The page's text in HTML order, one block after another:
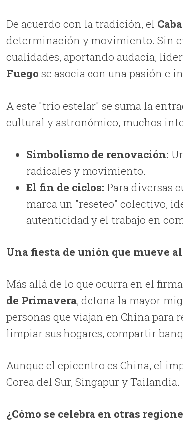
De acuerdo con la tradición, el
determinación y movimiento. Sin
cualidades, aportando audacia,
Fuego se asocia con una pasión e
A este "trío estelar" se suma la
cultural y astronómico, muchos
Simbolismo de renovación:
radicales y movimiento.
El fin de ciclos: Para diversas
marca un "reseteo" colectivo,
autenticidad y el trabajo en
Una fiesta de unión que mueve
Más allá de lo que ocurra en el
de Primavera, detona la mayor
personas que viajan en China para
limpiar sus hogares, compartir
Aunque el epicentro es China, el
Corea del Sur, Singapur y Tailandia.
¿Cómo se celebra en otras